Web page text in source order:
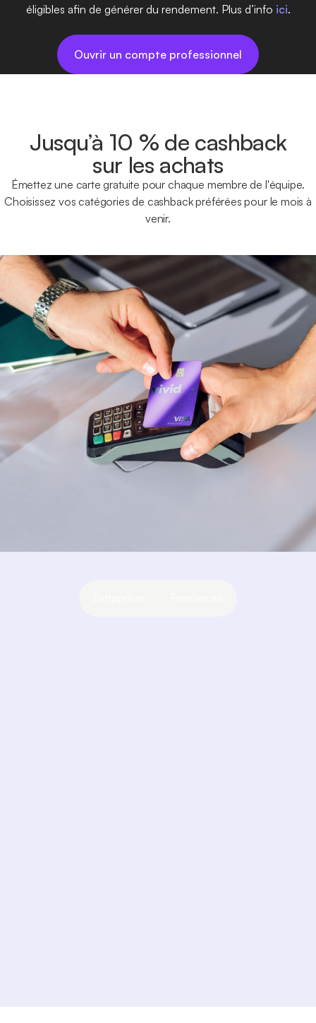
éligibles afin de générer du rendement. Plus d’info ici.
Ouvrir un compte professionnel
Jusqu’à 10 % de cashback
sur les achats
Émettez une carte gratuite pour chaque membre de l'équipe.
Choisissez vos catégories de cashback préférées pour le mois à
venir.